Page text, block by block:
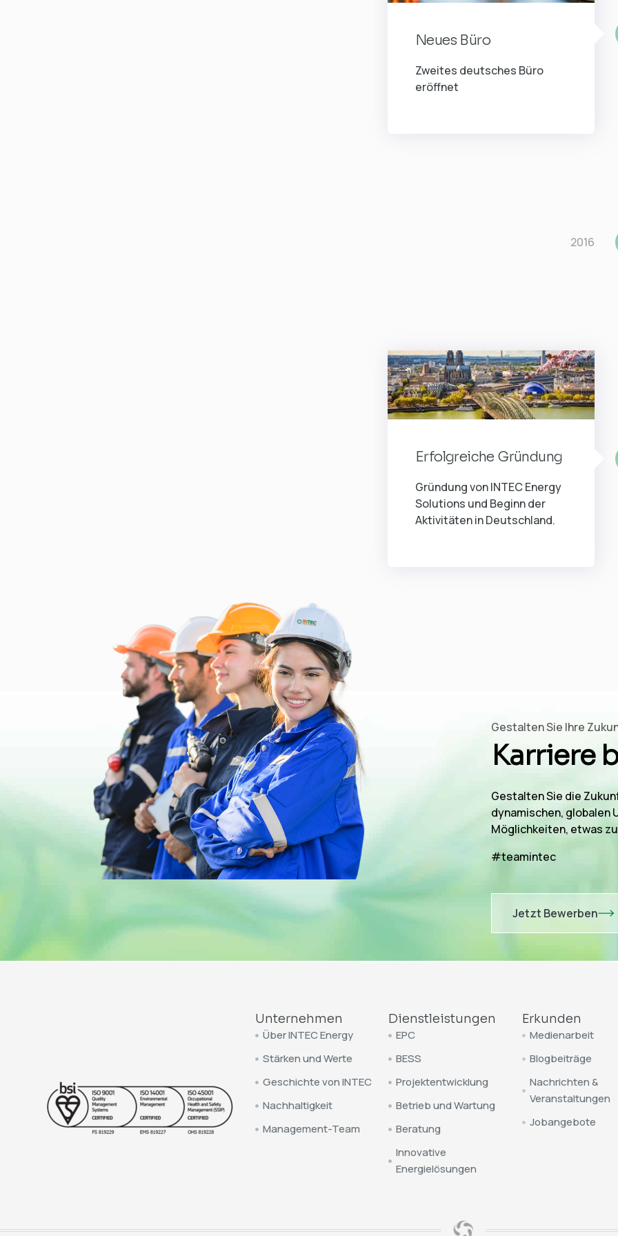
Neues Büro
Zweites deutsches Büro
eröffnet
2016
Erfolgreiche Gründung
Gründung von INTEC Energy
Solutions und Beginn der
Aktivitäten in Deutschland.
Gestalten Sie Ihre
Karriere
Gestalten Sie die
dynamischen, globalen
Möglichkeiten, etwas
#teamintec
Jetzt Bewerben
Unternehmen
Über INTEC Energy
Stärken und Werte
Geschichte von INTEC
Nachhaltigkeit
Management-Team
Dienstleistungen
EPC
BESS
Projektentwicklung
Betrieb und Wartung
Beratung
Innovative
Energielösungen
Erkunden
Medienarbeit
Blogbeiträge
Nachrichten &
Veranstaltungen
Jobangebote